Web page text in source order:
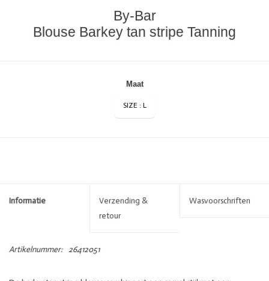
By-Bar
Blouse Barkey tan stripe Tanning
Maat
SIZE : L
Informatie
Verzending &
retour
Wasvoorschriften
Artikelnummer: 26412051